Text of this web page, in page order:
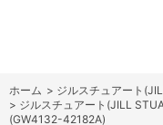
ホーム > ジルスチュアート
> ジルスチュアート(JILL
(GW4132-42182A)